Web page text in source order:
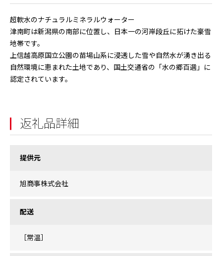
超軟水のナチュラルミネラルウォーター
津南町は新潟県の南部に位置し、日本一の河岸段丘に拓けた豪雪
地帯です。
上信越高原国立公園の苗場山系に浸透した雪や自然水が湧き出る
自然環境に恵まれた土地であり、国土交通省の「水の郷百選」に
認定されています。
返礼品詳細
提供元
旭商事株式会社
配送
［常温］